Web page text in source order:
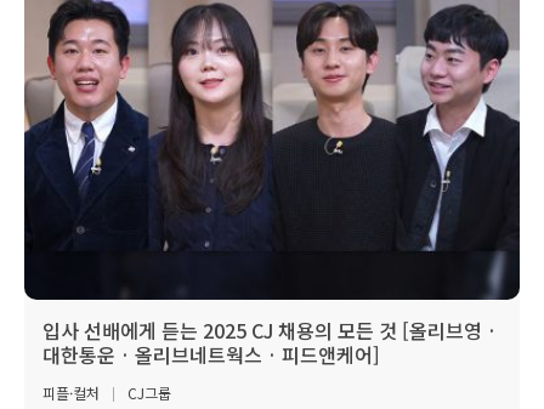
입사 선배에게 듣는 2025 CJ 채용의 모든 것 [올리브영 ·
대한통운 · 올리브네트웍스 · 피드앤케어]
피플·컬처
CJ그룹